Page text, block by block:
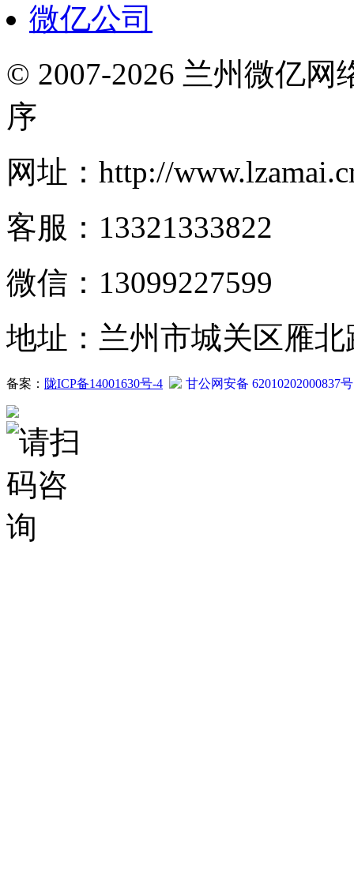
微亿公司
© 2007-2026 兰州微亿网
序
网址：http://
客服：13321333822
微信：13099227599
地址：兰州市城关区雁北
备案： 陇ICP备14001630号-4 甘公网安备 62010202000837号